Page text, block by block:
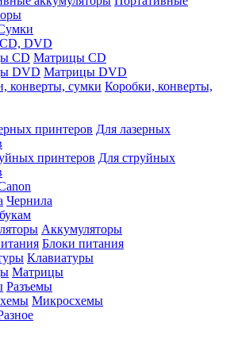
DVD
Матрицы CD
Матрицы DVD
Коробки, конверты,
Для лазерных
Для струйных
Чернила
Аккумуляторы
Блоки питания
Клавиатуры
Матрицы
Разъемы
Микросхемы